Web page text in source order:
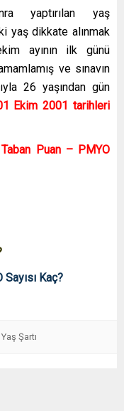
yaptırılan yaş
yaş dikkate alınmak
ayının ilk günü
ve sınavın
26 yaşından gün
Ekim 2001 tarihleri
Puan – PMYO
Kaç?
Şartı